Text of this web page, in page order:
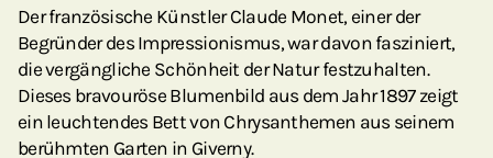
Der französische Künstler Claude Monet, einer der
Begründer des Impressionismus, war davon fasziniert,
die vergängliche Schönheit der Natur festzuhalten.
Dieses bravouröse Blumenbild aus dem Jahr 1897 zeigt
ein leuchtendes Bett von Chrysanthemen aus seinem
berühmten Garten in Giverny.